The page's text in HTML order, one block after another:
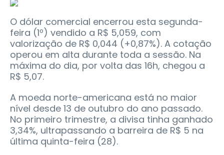
O dólar comercial encerrou esta segunda-
feira (1º) vendido a R$ 5,059, com
valorização de R$ 0,044 (+0,87%). A cotação
operou em alta durante toda a sessão. Na
máxima do dia, por volta das 16h, chegou a
R$ 5,07.
A moeda norte-americana está no maior
nível desde 13 de outubro do ano passado.
No primeiro trimestre, a divisa tinha ganhado
3,34%, ultrapassando a barreira de R$ 5 na
última quinta-feira (28).